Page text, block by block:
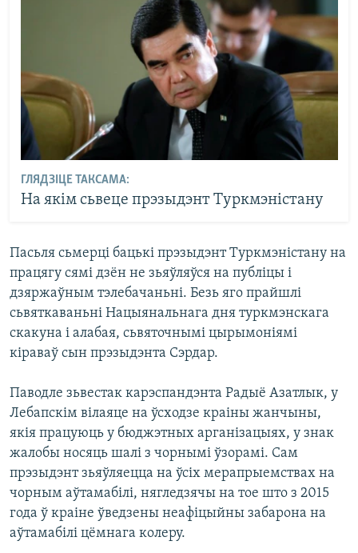
ГЛЯДЗІЦЕ ТАКСАМА:
На якім сьвеце прэзыдэнт Туркмэністану
Пасьля сьмерці бацькі прэзыдэнт Туркмэністану на
працягу сямі дзён не зьяўляўся на публіцы і
дзяржаўным тэлебачаньні. Безь яго прайшлі
сьвяткаваньні Нацыянальнага дня туркмэнскага
скакуна і алабая, сьвяточнымі цырымоніямі
кіраваў сын прэзыдэнта Сэрдар.
Паводле зьвестак карэспандэнта Радыё Азатлык, у
Лебапскім вілаяце на ўсходзе краіны жанчыны,
якія працуюць у бюджэтных арганізацыях, у знак
жалобы носяць шалі з чорнымі ўзорамі. Сам
прэзыдэнт зьяўляецца на ўсіх мерапрыемствах на
чорным аўтамабілі, нягледзячы на тое што з 2015
года ў краіне ўведзены неафіцыйны забарона на
аўтамабілі цёмнага колеру.